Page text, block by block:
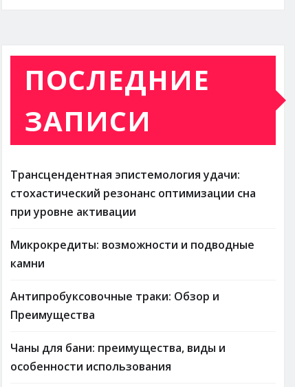
ПОСЛЕДНИЕ
ЗАПИСИ
Трансцендентная эпистемология удачи:
стохастический резонанс оптимизации сна
при уровне активации
Микрокредиты: возможности и подводные
камни
Антипробуксовочные траки: Обзор и
Преимущества
Чаны для бани: преимущества, виды и
особенности использования